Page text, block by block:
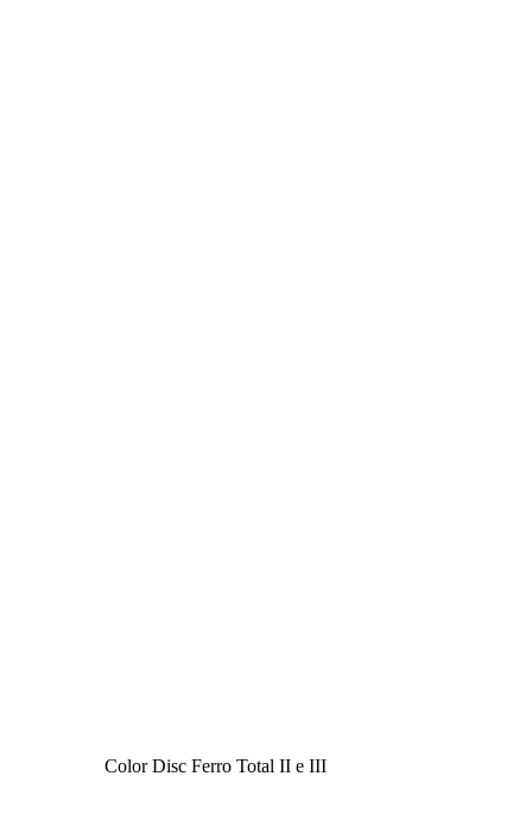
Color Disc Ferro Total II e III